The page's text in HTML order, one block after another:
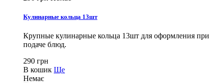
Кулинарные кольца 13шт
Крупные кулинарные кольца 13шт для оформления при
подаче блюд.
290 грн
В кошик Ще
Немає